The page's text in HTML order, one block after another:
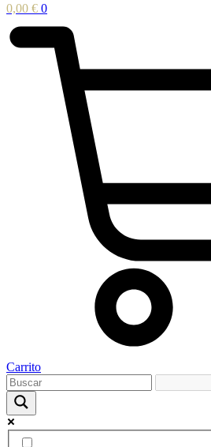
0,00 € 0
Carrito